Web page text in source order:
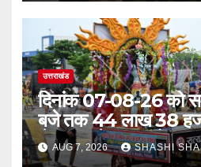
उत्तराखंड
दिनांक 07-08-26 को
बजे तक 44 लाख 38
लेकर अपने गंतव्य को
AUG 7, 2026 SHASHI